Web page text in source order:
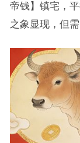
帝钱】镇宅，
之象显现，但